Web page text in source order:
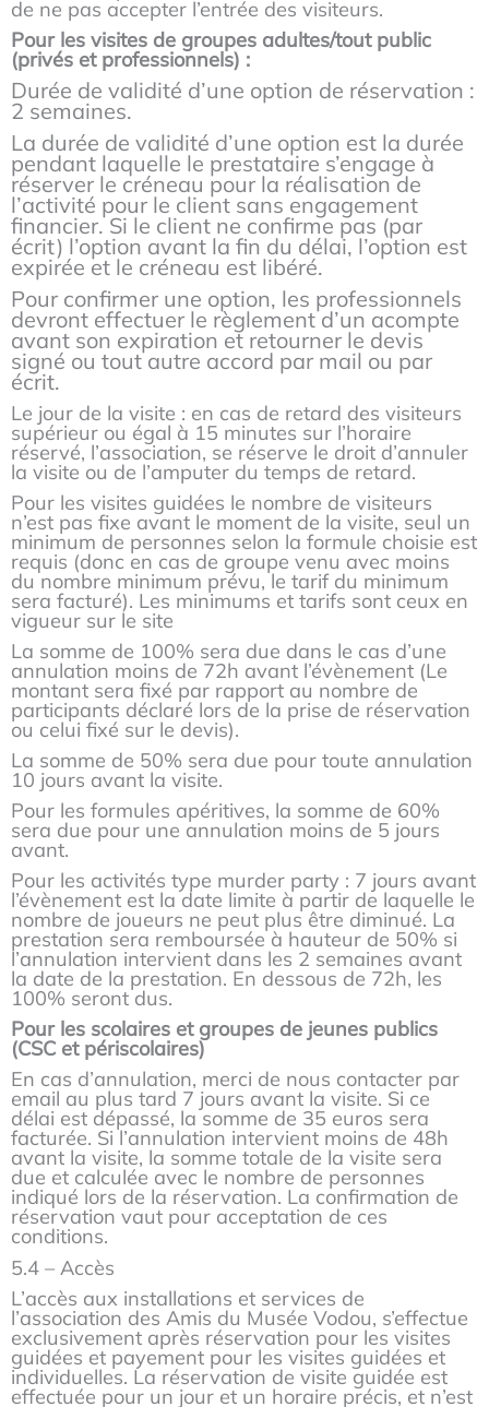
de ne pas accepter l’entrée des visiteurs.
Pour les visites de groupes adultes/tout public
(privés et professionnels) :
Durée de validité d’une option de réservation :
2 semaines.
La durée de validité d’une option est la durée
pendant laquelle le prestataire s’engage à
réserver le créneau pour la réalisation de
l’activité pour le client sans engagement
financier. Si le client ne confirme pas (par
écrit) l’option avant la fin du délai, l’option est
expirée et le créneau est libéré.
Pour confirmer une option, les professionnels
devront effectuer le règlement d’un acompte
avant son expiration et retourner le devis
signé ou tout autre accord par mail ou par
écrit.
Le jour de la visite : en cas de retard des visiteurs
supérieur ou égal à 15 minutes sur l’horaire
réservé, l’association, se réserve le droit d’annuler
la visite ou de l’amputer du temps de retard.
Pour les visites guidées le nombre de visiteurs
n’est pas fixe avant le moment de la visite, seul un
minimum de personnes selon la formule choisie est
requis (donc en cas de groupe venu avec moins
du nombre minimum prévu, le tarif du minimum
sera facturé). Les minimums et tarifs sont ceux en
vigueur sur le site
La somme de 100% sera due dans le cas d’une
annulation moins de 72h avant l’évènement (Le
montant sera fixé par rapport au nombre de
participants déclaré lors de la prise de réservation
ou celui fixé sur le devis).
La somme de 50% sera due pour toute annulation
10 jours avant la visite.
Pour les formules apéritives, la somme de 60%
sera due pour une annulation moins de 5 jours
avant.
Pour les activités type murder party : 7 jours avant
l’évènement est la date limite à partir de laquelle le
nombre de joueurs ne peut plus être diminué. La
prestation sera remboursée à hauteur de 50% si
l’annulation intervient dans les 2 semaines avant
la date de la prestation. En dessous de 72h, les
100% seront dus.
Pour les scolaires et groupes de jeunes publics
(CSC et périscolaires)
En cas d’annulation, merci de nous contacter par
email au plus tard 7 jours avant la visite. Si ce
délai est dépassé, la somme de 35 euros sera
facturée. Si l’annulation intervient moins de 48h
avant la visite, la somme totale de la visite sera
due et calculée avec le nombre de personnes
indiqué lors de la réservation. La confirmation de
réservation vaut pour acceptation de ces
conditions.
5.4 – Accès
L’accès aux installations et services de
l’association des Amis du Musée Vodou, s’effectue
exclusivement après réservation pour les visites
guidées et payement pour les visites guidées et
individuelles. La réservation de visite guidée est
effectuée pour un jour et un horaire précis, et n’est